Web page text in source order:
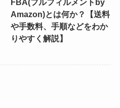
FBA(フルフィルメントby
Amazon)とは何か？【送料
や手数料、手順などをわか
りやすく解説】